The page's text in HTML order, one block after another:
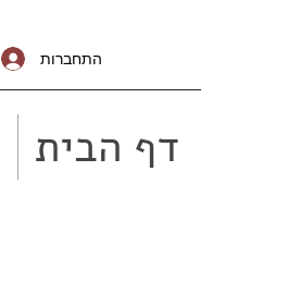
התחברות
דף הבית